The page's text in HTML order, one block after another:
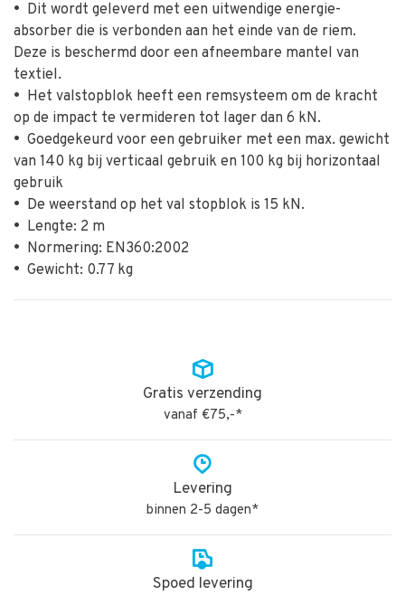
• Dit wordt geleverd met een uitwendige energie-
absorber die is verbonden aan het einde van de riem.
Deze is beschermd door een afneembare mantel van
textiel.
• Het valstopblok heeft een remsysteem om de kracht
op de impact te vermideren tot lager dan 6 kN.
• Goedgekeurd voor een gebruiker met een max. gewicht
van 140 kg bij verticaal gebruik en 100 kg bij horizontaal
gebruik
• De weerstand op het val stopblok is 15 kN.
• Lengte: 2 m
• Normering: EN360:2002
• Gewicht: 0.77 kg
Gratis verzending
vanaf €75,-*
Levering
binnen 2-5 dagen*
Spoed levering